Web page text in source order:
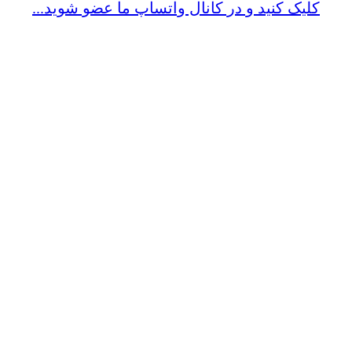
کلیک کنید و در کانال واتساپ ما عضو شوید...